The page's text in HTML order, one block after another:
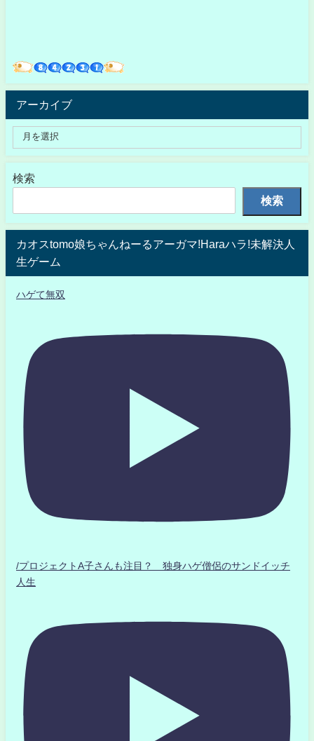
アーカイブ
検索
検索
カオスtomo娘ちゃんねーるアーガマ!Haraハラ!未解決人
生ゲーム
ハゲて無双
/プロジェクトA子さんも注目？ 独身ハゲ僧侶のサンドイッチ
人生